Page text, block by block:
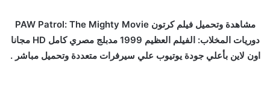
مشاهدة وتحميل فيلم كرتون PAW Patrol: The Mighty Movie
دوريات المخلاب: الفيلم العظيم 1999 مدبلج مصري كامل HD مجانا
اون لاين بأعلي جودة يوتيوب علي سيرفرات متعددة وتحميل مباشر .